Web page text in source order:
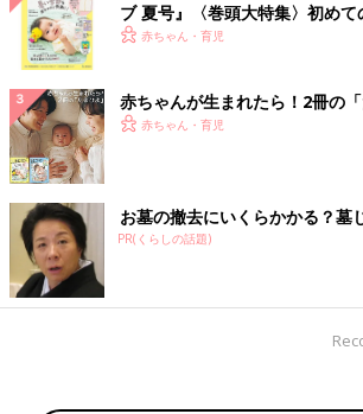
ブ 夏号』〈巻頭大特集〉初め
く！ おっぱい・ミルクの基本と
赤ちゃん・育児
赤ちゃんが生まれたら！2冊の「
赤ちゃん・育児
お墓の撤去にいくらかかる？墓
PR(くらしの話題)